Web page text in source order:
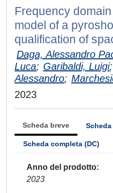
Frequency
model of a
qualification of
Daga, Alessandro
Luca; Garibaldi, Luigi;
Alessandro;
2023
Scheda breve
Scheda completa (DC)
Anno del prodotto
2023